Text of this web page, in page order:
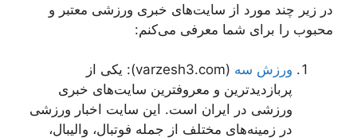
در زیر چند مورد از سایت‌های خبری ورزشی معتبر و
محبوب را برای شما معرفی می‌کنم:
ورزش سه
(varzesh3.com): یکی از
پربازدیدترین و معروفترین سایت‌های خبری
ورزشی در ایران است. این سایت اخبار ورزشی
در زمینه‌های مختلف از جمله فوتبال، والیبال،